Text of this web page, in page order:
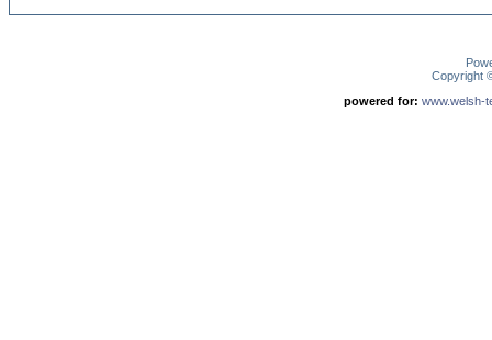
Copyright
powered for: www.welsh-